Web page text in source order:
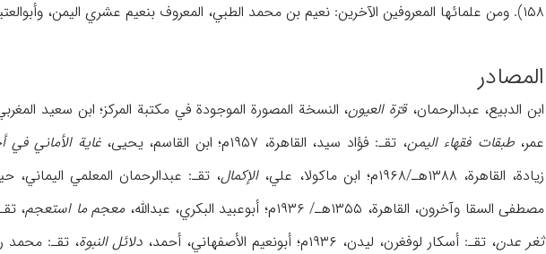
۱۵۸). ومن علمائها المعروفین الآخرین: نعیم بن محمد الطبي، المعروف بنعیم عشري الیمن، وأبوالعتیق أبوبکر بن أحمد العبدي (م.ن، ۱۹۵-۱۹۶).
المصادر
ابن الدبیع، عبدالرحمان،قرّة العیون، النسخة المصورة الموجودة في مکتبة المرکز؛ ابن سعید
عمر،طبقات فقهاء الیمن، تقـ: فؤاد سید، القاهرة، ۱۹۵۷م؛ ابن القاسم، یحیی، غایة الأماني في
زیادة، القاهرة، ۱۳۸۸هـ/۱۹۶۸م؛ ابن ماکولا، علي،
الإکمال، تقـ: عبدالرحمان المعلمي الیماني، حیدرآبادالدکن، ۱۳۸۱هـ؛
مصطفی السقا وآخرون، القاهرة، ۱۳۵۵هـ/ ۱۹۳۶م؛ أبوعبید البکري، عبدالله،
معجم ما استعجم، تقـ:
ثغر عدن، تقـ: أسکار لوفغرن، لیدن، ۱۹۳۶م؛ أبونعیم الأصفهاني، أحمد، دلائل النبوة